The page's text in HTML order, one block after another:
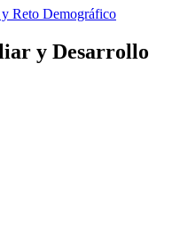
y Reto Demográfico
y Desarrollo